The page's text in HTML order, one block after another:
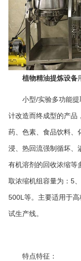
植物精油提炼设备
小型/实验多功能
计改造而终成型的产品
药、色素、食品饮料、
浸、热回流强制循坏、
有机溶剂的回收浓缩等
取浓缩机组容量为：5
500L等。主要适用于
试生产线。
特点特征：